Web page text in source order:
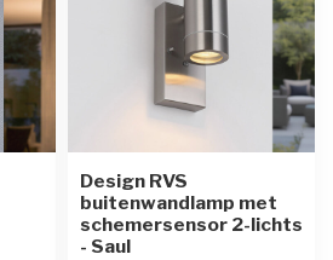
Design RVS
buitenwandlamp met
schemersensor 2-lichts
- Saul